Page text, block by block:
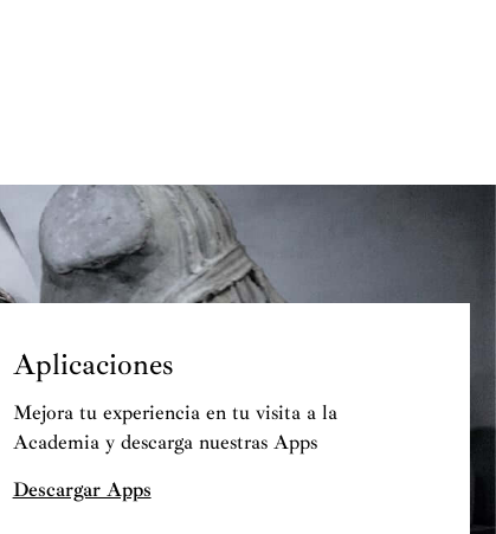
Aplicaciones
Mejora tu experiencia en tu visita a la
Academia y descarga nuestras Apps
Descargar Apps